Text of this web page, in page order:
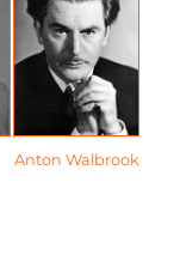
Anton Walbrook